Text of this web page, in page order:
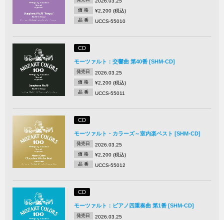
価 格 ¥2,200 (税込)
品 番 UCCS-55010
CD
モーツァルト：交響曲 第40番 [SHM-CD]
発売日 2026.03.25
価 格 ¥2,200 (税込)
品 番 UCCS-55011
CD
モーツァルト・カラーズ～室内楽ベスト [SHM-CD]
発売日 2026.03.25
価 格 ¥2,200 (税込)
品 番 UCCS-55012
CD
モーツァルト：ピアノ四重奏曲 第1番 [SHM-CD]
発売日 2026.03.25